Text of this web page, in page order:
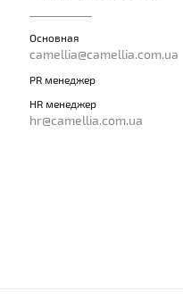
Основная
camellia@camellia.com.ua
PR менеджер
HR менеджер
hr@camellia.com.ua